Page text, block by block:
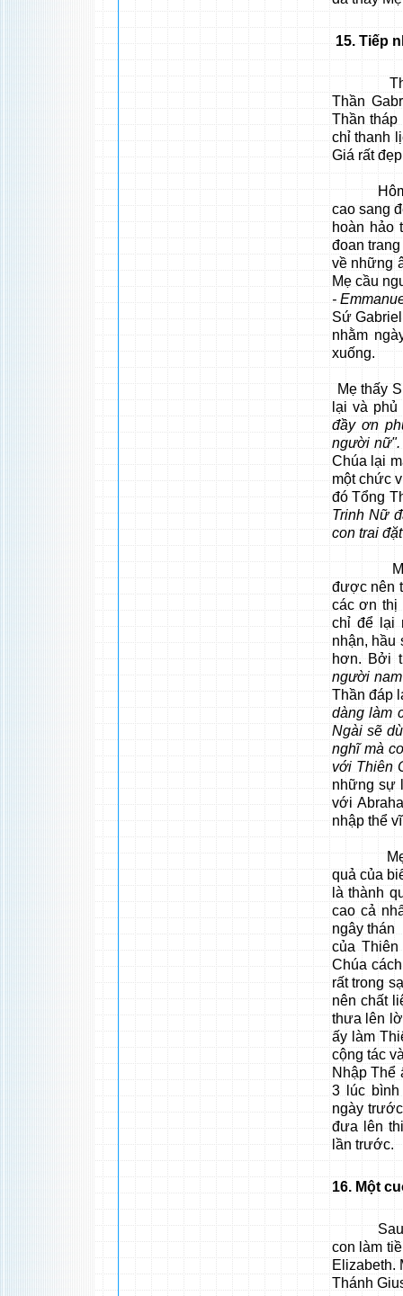
15. Tiếp
Thời
Thần
Thần
chỉ thanh
Giá rất
Hôm ấy
cao sang
hoàn hảo
đoan
về những
Mẹ cầu
-
Sứ
nhằm
xuống.
Mẹ thấy Sứ
lại và
đầy ơn
người nữ".
Chúa lại
một chức
đó Tổng
Trinh Nữ
con trai
Mẹ xin
được nên
các ơn thị
chỉ để lại
nhận, hầu
hơn. Bởi
người
Thần đáp
dàng làm
Ngài sẽ
nghĩ mà
với Thiên
những sự
với
nhập thể
Mẹ lại
quả của
là thành
cao cả
ngây
của
Chúa
rất trong
nên chất
thưa lên
ấy làm
cộng tác
Nhập Thể
3 lúc bình
ngày
đưa lên
lần trước.
16. Một
Sau
con làm
Elizabeth.
Thánh